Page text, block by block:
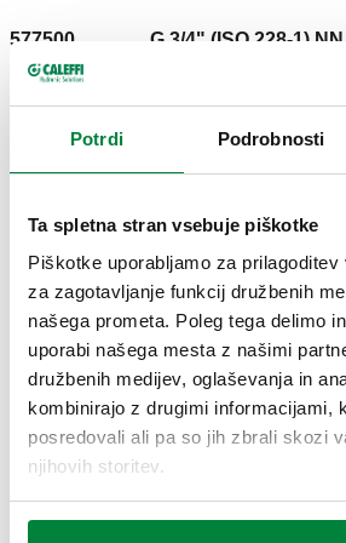
Potrdi Podrobnosti
Ta spletna stran vsebuje piškotke
Piškotke uporabljamo za prilagoditev
za zagotavljanje funkcij družbenih
našega prometa. Poleg tega delimo
uporabi našega mesta z našimi
družbenih medijev, oglaševanja in
kombinirajo z drugimi informacijami,
posredovali ali pa so jih zbrali skozi
njihovih storitev.
577500 G 3/4" (ISO 228-1) NN
2D risba
3D modeli
IGS STP
Besedilo za razpis
magnetni filter. Nastavljiv za montažo
SCIP code